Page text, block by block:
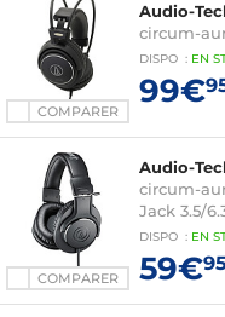
COMPARER
Audio-
circum-
DISPO : EN
99€
COMPARER
Audio-
circum-
Jack 3.5/
DISPO : EN
59€95